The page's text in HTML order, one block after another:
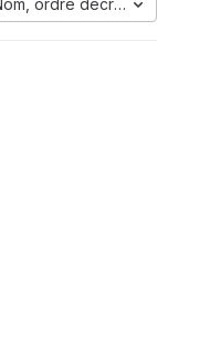
ordre décroissant